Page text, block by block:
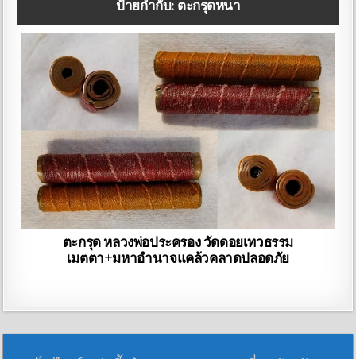
ป้ายกำกับ: ตะกรุดหนา
ตะกรุด หลวงพ่อประครอง วัดดอยเทวธรรม
เมตตา+มหาอำนาจแคล้วคลาดปลอดภัย